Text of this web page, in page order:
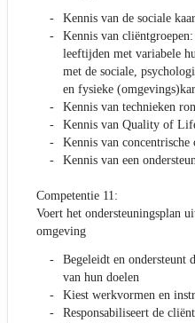
Kennis van de sociale
Kennis van
leeftijden met variabele
met de sociale,
en fysieke
Kennis van technieken
Kennis van Quality of
Kennis van concentrische
Kennis van een
Competentie 11:
Voert het ondersteuningsplan
omgeving
Begeleidt en ondersteunt
van hun doelen
Kiest werkvormen en
Responsabiliseert de cliënt